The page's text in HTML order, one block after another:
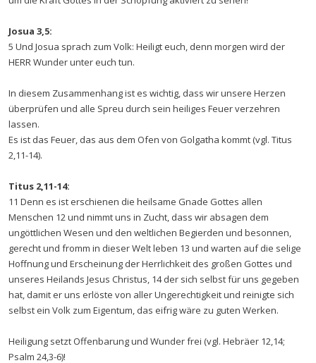
Josua 3,5:
5 Und Josua sprach zum Volk: Heiligt euch, denn morgen wird der
HERR Wunder unter euch tun.
In diesem Zusammenhang ist es wichtig, dass wir unsere Herzen
überprüfen und alle Spreu durch sein heiliges Feuer verzehren
lassen.
Es ist das Feuer, das aus dem Ofen von Golgatha kommt (vgl. Titus
2,11-14).
Titus 2,11-14:
11 Denn es ist erschienen die heilsame Gnade Gottes allen
Menschen 12 und nimmt uns in Zucht, dass wir absagen dem
ungöttlichen Wesen und den weltlichen Begierden und besonnen,
gerecht und fromm in dieser Welt leben 13 und warten auf die selige
Hoffnung und Erscheinung der Herrlichkeit des großen Gottes und
unseres Heilands Jesus Christus, 14 der sich selbst für uns gegeben
hat, damit er uns erlöste von aller Ungerechtigkeit und reinigte sich
selbst ein Volk zum Eigentum, das eifrig wäre zu guten Werken.
Heiligung setzt Offenbarung und Wunder frei (vgl. Hebräer 12,14;
Psalm 24,3-6)!